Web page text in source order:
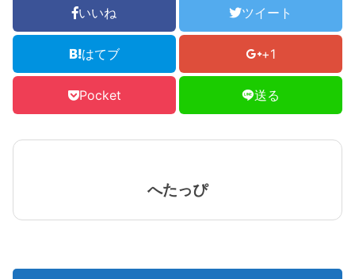
いいね ツイート
はてブ +1
Pocket 送る
へたっぴ